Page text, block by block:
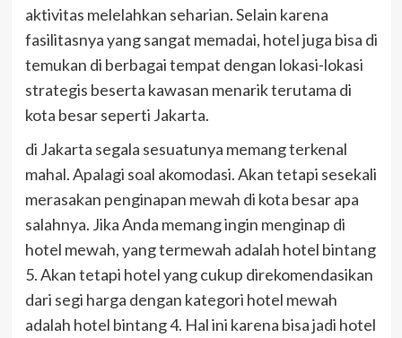
aktivitas melelahkan seharian. Selain karena
fasilitasnya yang sangat memadai, hotel juga bisa di
temukan di berbagai tempat dengan lokasi-lokasi
strategis beserta kawasan menarik terutama di
kota besar seperti Jakarta.
di Jakarta segala sesuatunya memang terkenal
mahal. Apalagi soal akomodasi. Akan tetapi sesekali
merasakan penginapan mewah di kota besar apa
salahnya. Jika Anda memang ingin menginap di
hotel mewah, yang termewah adalah hotel bintang
5. Akan tetapi hotel yang cukup direkomendasikan
dari segi harga dengan kategori hotel mewah
adalah hotel bintang 4. Hal ini karena bisa jadi hotel